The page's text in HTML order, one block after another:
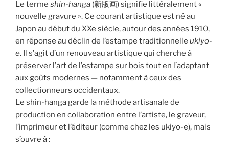
Le terme shin-hanga (新版画) signifie littéralement «
nouvelle gravure ». Ce courant artistique est né au
Japon au début du XXe siècle, autour des années 1910,
en réponse au déclin de l’estampe traditionnelle ukiyo-
e. Il s’agit d’un renouveau artistique qui cherche à
préserver l’art de l’estampe sur bois tout en l’adaptant
aux goûts modernes — notamment à ceux des
collectionneurs occidentaux.
Le shin-hanga garde la méthode artisanale de
production en collaboration entre l’artiste, le graveur,
l’imprimeur et l’éditeur (comme chez les ukiyo-e), mais
s’ouvre à :